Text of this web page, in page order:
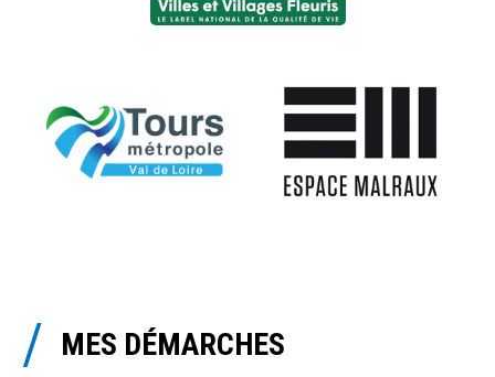
MES DÉMARCHES